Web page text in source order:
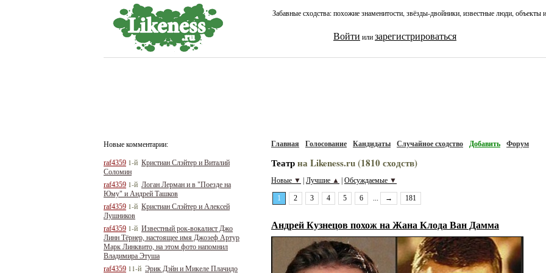
Забавные сходства: похожие знаменитости, звёзды-двойники, известные люди, объекты
Войти или зарегистрироваться
Новые комментарии:
raf4359 1-й Кристиан Слэйтер и Виталий
Соломин
raf4359 1-й Логан Лерман и в "Поезде на
Юму" и Андрей Ташков
raf4359 1-й Кристиан Слэйтер и Алексей
Лушников
raf4359 1-й Известный рок-вокалист Джо
Линн Тёрнер, настоящее имя Джозеф Артур
Марк Линквито, на этом фото напомнил
Владимира Этуша
raf4359 11-й Эрик Дэйн и Микеле Плачидо
Главная Голосование Кандидаты Случайное сходство Добавить Форум
Театрна Likeness.ru (1810 сходств)
Новые ▼ Лучшие ▲ Обсуждаемые ▼
1 2 3 4 5 6 ... → 181
Андрей Кузнецов похож на Жана Клода Ван Дамма